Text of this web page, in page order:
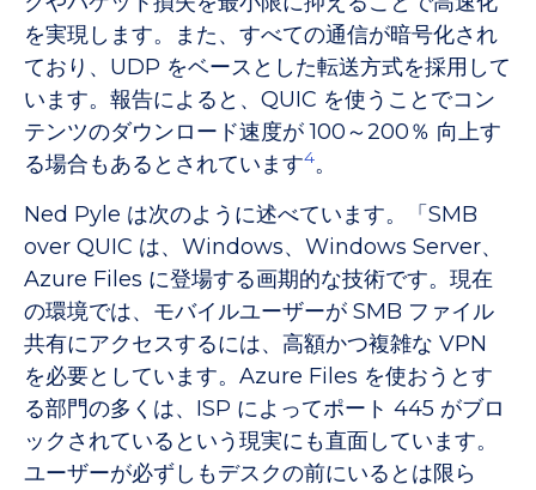
を実現します。また、すべての通信が暗号化され
ており、UDP をベースとした転送方式を採用して
います。報告によると、QUIC を使うことでコン
テンツのダウンロード速度が 100～200％ 向上す
る場合もあるとされています4。
Ned Pyle は次のように述べています。「SMB
over QUIC は、Windows、Windows Server、
Azure Files に登場する画期的な技術です。現在
の環境では、モバイルユーザーが SMB ファイル
共有にアクセスするには、高額かつ複雑な VPN
を必要としています。Azure Files を使おうとす
る部門の多くは、ISP によってポート 445 がブロ
ックされているという現実にも直面しています。
ユーザーが必ずしもデスクの前にいるとは限ら